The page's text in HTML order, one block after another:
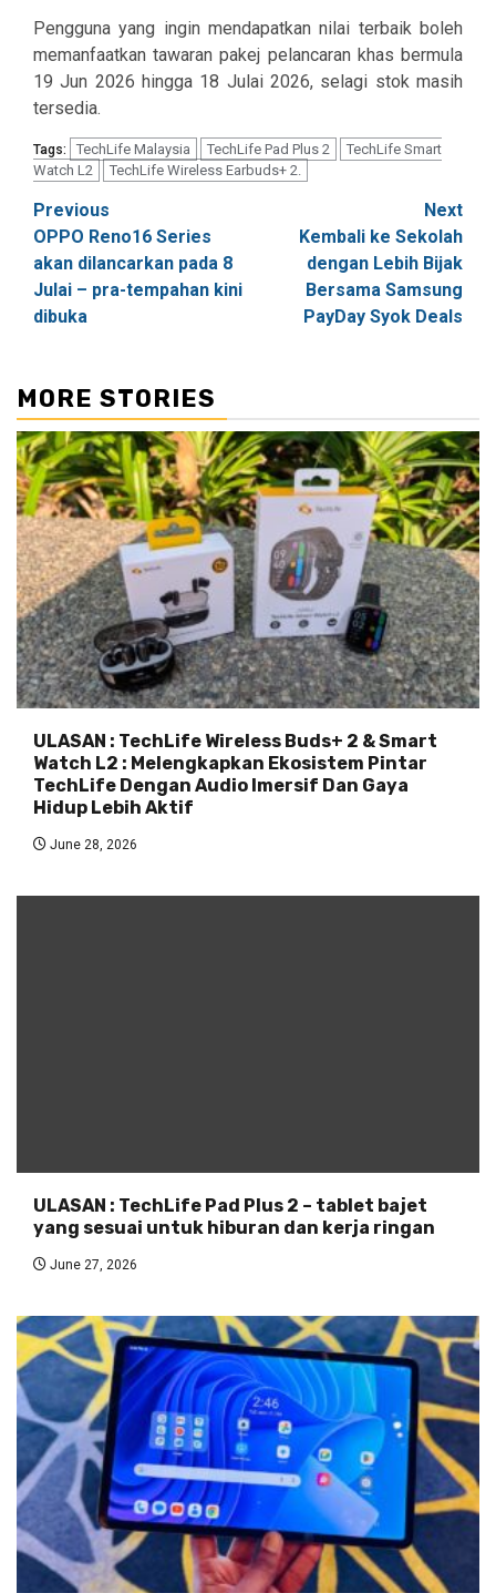
Pengguna yang ingin mendapatkan nilai terbaik boleh
memanfaatkan tawaran pakej pelancaran khas bermula
19 Jun 2026 hingga 18 Julai 2026, selagi stok masih
tersedia.
Tags: TechLife Malaysia TechLife Pad Plus 2
TechLife Smart
Watch L2
TechLife Wireless Earbuds+ 2.
Post
navigation
Previous
OPPO Reno16 Series
akan dilancarkan pada 8
Julai – pra-tempahan kini
dibuka
Next
Kembali ke Sekolah
dengan Lebih Bijak
Bersama Samsung
PayDay Syok Deals
MORE STORIES
ULASAN : TechLife Wireless Buds+ 2 & Smart
Watch L2 : Melengkapkan Ekosistem Pintar
TechLife Dengan Audio Imersif Dan Gaya
Hidup Lebih Aktif
June 28, 2026
ULASAN : TechLife Pad Plus 2 – tablet bajet
yang sesuai untuk hiburan dan kerja ringan
June 27, 2026